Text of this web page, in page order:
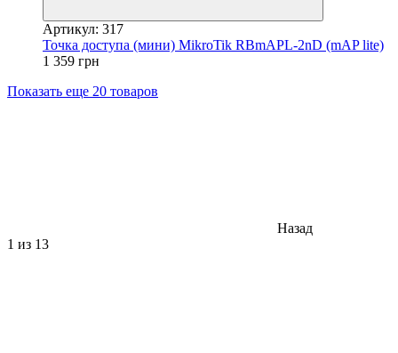
Артикул: 317
Точка доступа (мини) MikroTik RBmAPL-2nD (mAP lite)
1 359 грн
Показать еще 20 товаров
Назад
1 из 13